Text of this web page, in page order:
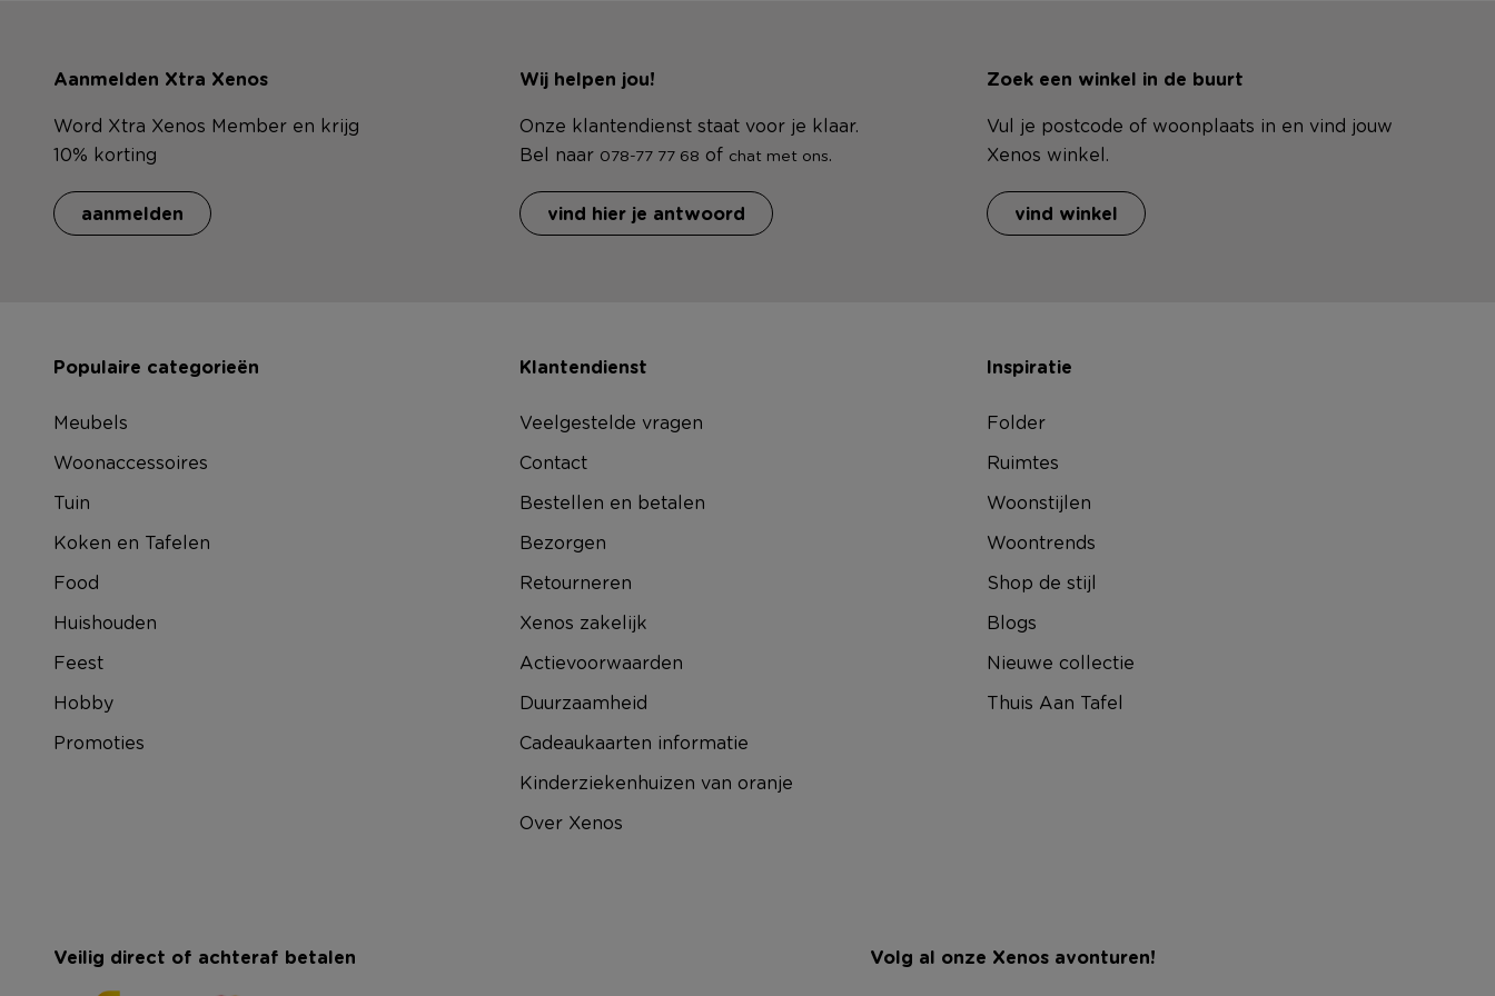
Aanmelden Xtra Xenos
Word Xtra Xenos Member en krijg
10% korting
aanmelden
Wij helpen jou!
Onze klantendienst staat voor je klaar.
Bel naar 078-77 77 68 of chat met ons.
vind hier je antwoord
Zoek een winkel in de buurt
Vul je postcode of woonplaats in en vind jouw
Xenos winkel.
vind winkel
Populaire categorieën
Meubels
Woonaccessoires
Tuin
Koken en Tafelen
Food
Huishouden
Feest
Hobby
Promoties
Klantendienst
Veelgestelde vragen
Contact
Bestellen en betalen
Bezorgen
Retourneren
Xenos zakelijk
Actievoorwaarden
Duurzaamheid
Cadeaukaarten informatie
Kinderziekenhuizen van oranje
Over Xenos
Inspiratie
Folder
Ruimtes
Woonstijlen
Woontrends
Shop de stijl
Blogs
Nieuwe collectie
Thuis Aan Tafel
Veilig direct of achteraf betalen Volg al onze Xenos avonturen!